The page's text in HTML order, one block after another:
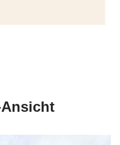
Ansicht